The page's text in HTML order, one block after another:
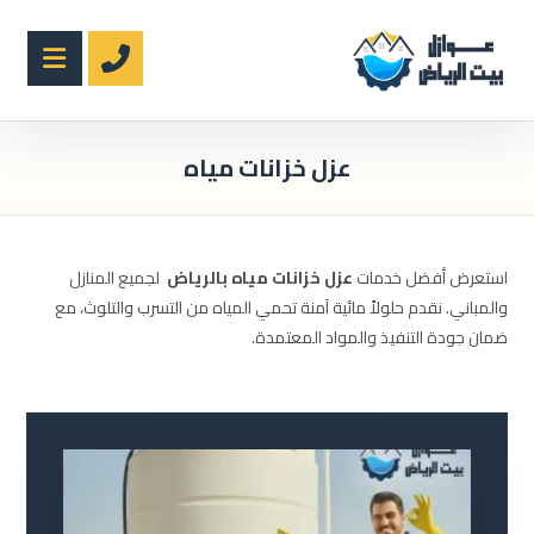
عزل خزانات مياه
استعرض أفضل خدماتعزل خزانات مياه بالرياض لجميع المنازل
والمباني. نقدم حلولاً مائية آمنة تحمي المياه من التسرب والتلوث، مع
ضمان جودة التنفيذ والمواد المعتمدة.